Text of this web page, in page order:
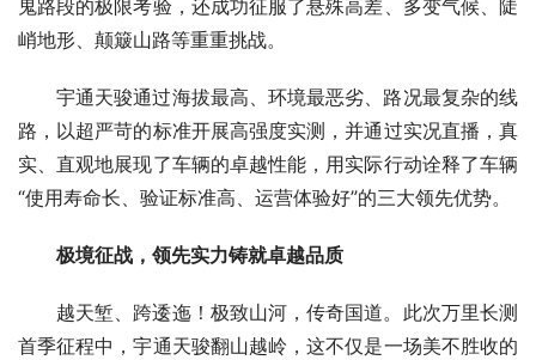
鬼路段的极限考验，还成功征服了悬殊高差、多变气候、陡
峭地形、颠簸山路等重重挑战。
宇通天骏通过海拔最高、环境最恶劣、路况最复杂的线
路，以超严苛的标准开展高强度实测，并通过实况直播，真
实、直观地展现了车辆的卓越性能，用实际行动诠释了车辆
“使用寿命长、验证标准高、运营体验好”的三大领先优势。
极境征战，领先实力铸就卓越品质
越天堑、跨逶迤！极致山河，传奇国道。此次万里长测
首季征程中，宇通天骏翻山越岭，这不仅是一场美不胜收的